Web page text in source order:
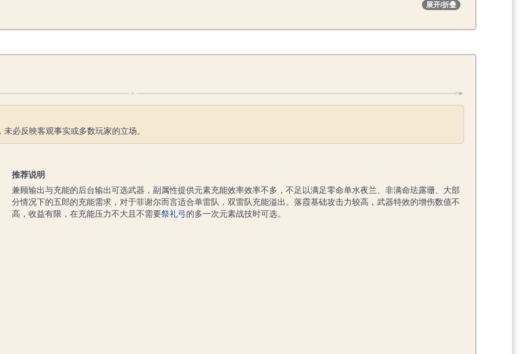
展开/折叠
未必反映客观事实或多数玩家的立场。
推荐说明
兼顾输出与充能的后台输出可选武器，副属性提供元素充能效率效率不多，不足以满足零命单水夜兰、非满命珐露珊、大部
分情况下的五郎的充能需求，对于菲谢尔而言适合单雷队，双雷队充能溢出。落霞基础攻击力较高，武器特效的增伤数值不
高，收益有限，在充能压力不大且不需要祭礼弓的多一次元素战技时可选。